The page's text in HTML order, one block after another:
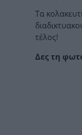
Τα
τέλος!
Δες τη